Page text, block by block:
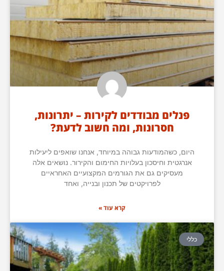
פנלים מבודדים לקירות – יתרונות,
חסרונות, ומה חשוב לדעת?
היום, כשהמודעות גבוהה במיוחד, אנחנו שואפים ליעילות
אנרגטית וחיסכון בעלויות החימום והקירור. נושאים אלה
מעסיקים גם את הגורמים המקצועיים האחראיים
לפרויקטים של תכנון ובנייה, ואחד
קרא עוד »
כללי